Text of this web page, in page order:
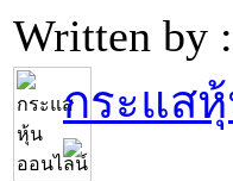
Written by :
กระแส